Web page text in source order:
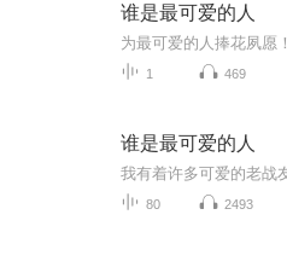
谁是最可爱的人
为最可爱的人捧花夙愿！
1 469
谁是最可爱的人
80 2493